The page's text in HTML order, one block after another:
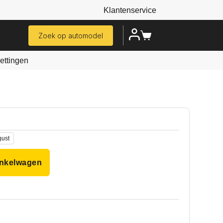
Klantenservice
Zoek op automodel